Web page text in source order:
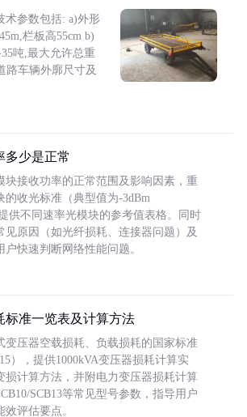
术参数包括: a)外形
栏板高55cm b)
吨,最大允许总重
路车辆外廓尺寸及
多少是正常
块接收功率的正常范围及影响因素，重
的收光标准（典型值为-3dBm
供不同速率光模块的参考值表格。同时
见原因（如光纤损耗、连接器问题）及
快速判断网络性能问题。
标准一览表及计算方法
变压器空载损耗、负载损耗的国家标准
），提供1000kVA变压器损耗计算实
损计算方法，并附电力变压器损耗计算
SCB13等常见型号参数，指导用户
评估要点。